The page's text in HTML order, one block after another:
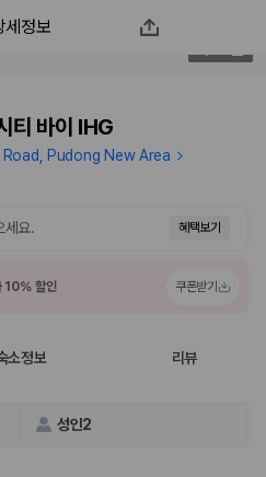
하버 시티 바이
트카 가격비교 플랫폼
세정보
티 바이 IHG
Pudong New Area
세요. 혜택보기
10% 할인 쿠폰받기
소정보 리뷰
성인2